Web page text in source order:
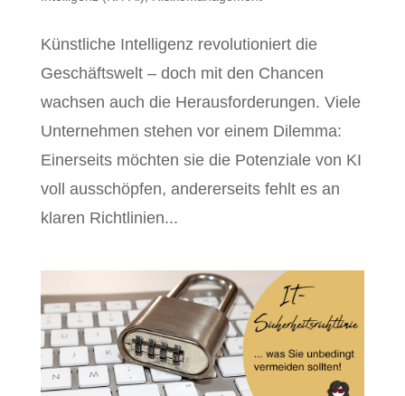
Künstliche Intelligenz revolutioniert die
Geschäftswelt – doch mit den Chancen
wachsen auch die Herausforderungen. Viele
Unternehmen stehen vor einem Dilemma:
Einerseits möchten sie die Potenziale von KI
voll ausschöpfen, andererseits fehlt es an
klaren Richtlinien...